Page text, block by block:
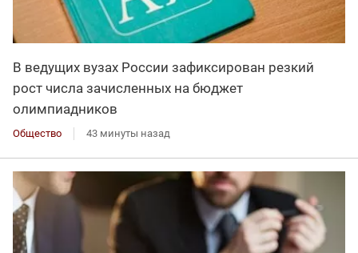
В ведущих вузах России зафиксирован резкий
рост числа зачисленных на бюджет
олимпиадников
Общество 43 минуты назад